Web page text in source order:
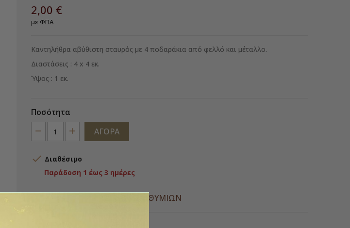
2,00 €
με ΦΠΑ
Καντηλήθρα αβύθιστη σταυρός με 4 ποδαράκια από φελλό και μέταλλο.
Διαστάσεις : 4 x 4 εκ.
Ύψος : 1 εκ.
Ποσότητα
ΑΓΟΡΆ
 Διαθέσιμο
Παράδοση 1 έως 3 ημέρες
ΠΡΌΣΘΕΣΕ ΣΤΗΝ ΛΊΣΤΑ ΕΠΙΘΥΜΙΏΝ